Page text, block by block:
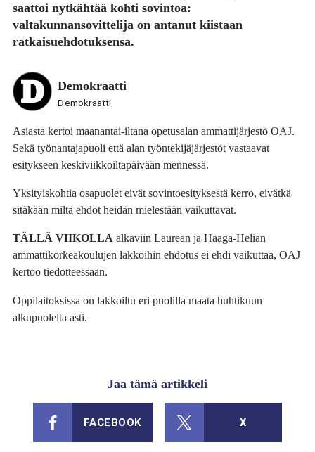
saattoi nytkähtää kohti sovintoa:
valtakunnansovittelija on antanut kiistaan
ratkaisuehdotuksensa.
Demokraatti
Demokraatti
Asiasta kertoi maanantai-iltana opetusalan ammattijärjestö OAJ.
Sekä työnantajapuoli että alan työntekijäjärjestöt vastaavat
esitykseen keskiviikkoiltapäivään mennessä.
Yksityiskohtia osapuolet eivät sovintoesityksestä kerro, eivätkä
sitäkään miltä ehdot heidän mielestään vaikuttavat.
TÄLLÄ VIIKOLLA alkaviin Laurean ja Haaga-Helian
ammattikorkeakoulujen lakkoihin ehdotus ei ehdi vaikuttaa, OAJ
kertoo tiedotteessaan.
Oppilaitoksissa on lakkoiltu eri puolilla maata huhtikuun
alkupuolelta asti.
Jaa tämä artikkeli
FACEBOOK X